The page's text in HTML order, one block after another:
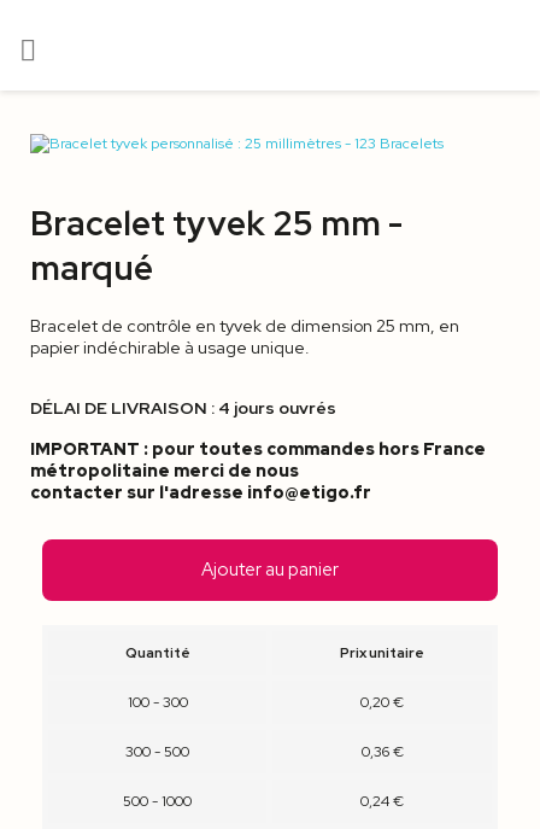

Bracelet tyvek 25 mm -
marqué
Bracelet de contrôle en tyvek de dimension 25 mm, en
papier indéchirable à usage unique.
DÉLAI DE LIVRAISON : 4 jours ouvrés
IMPORTANT : pour toutes commandes hors France
métropolitaine merci de nous
contacter sur l'adresse info@etigo.fr
Ajouter au panier
Quantité Prix unitaire
100 - 300 0,20 €
300 - 500 0,36 €
500 - 1000 0,24 €